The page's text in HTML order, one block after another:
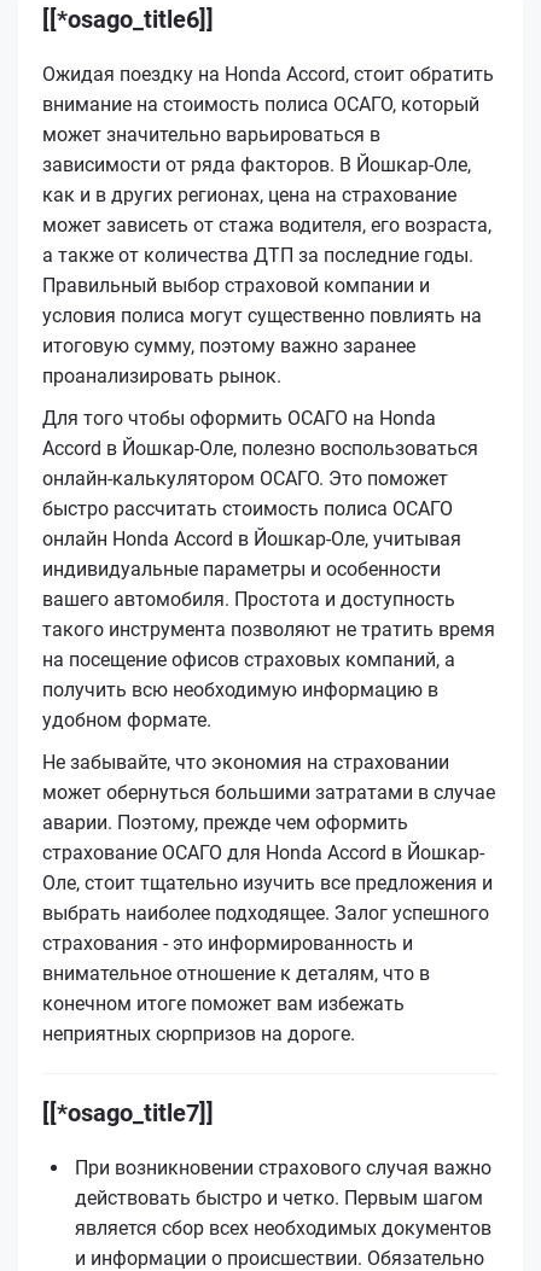
[[*osago_title6]]
Ожидая поездку на Honda Accord, стоит обратить
внимание на стоимость полиса ОСАГО, который
может значительно варьироваться в
зависимости от ряда факторов. В Йошкар-Оле,
как и в других регионах, цена на страхование
может зависеть от стажа водителя, его возраста,
а также от количества ДТП за последние годы.
Правильный выбор страховой компании и
условия полиса могут существенно повлиять на
итоговую сумму, поэтому важно заранее
проанализировать рынок.
Для того чтобы оформить ОСАГО на Honda
Accord в Йошкар-Оле, полезно воспользоваться
онлайн-калькулятором ОСАГО. Это поможет
быстро рассчитать стоимость полиса ОСАГО
онлайн Honda Accord в Йошкар-Оле, учитывая
индивидуальные параметры и особенности
вашего автомобиля. Простота и доступность
такого инструмента позволяют не тратить время
на посещение офисов страховых компаний, а
получить всю необходимую информацию в
удобном формате.
Не забывайте, что экономия на страховании
может обернуться большими затратами в случае
аварии. Поэтому, прежде чем оформить
страхование ОСАГО для Honda Accord в Йошкар-
Оле, стоит тщательно изучить все предложения и
выбрать наиболее подходящее. Залог успешного
страхования - это информированность и
внимательное отношение к деталям, что в
конечном итоге поможет вам избежать
неприятных сюрпризов на дороге.
[[*osago_title7]]
При возникновении страхового случая важно
действовать быстро и четко. Первым шагом
является сбор всех необходимых документов
и информации о происшествии. Обязательно